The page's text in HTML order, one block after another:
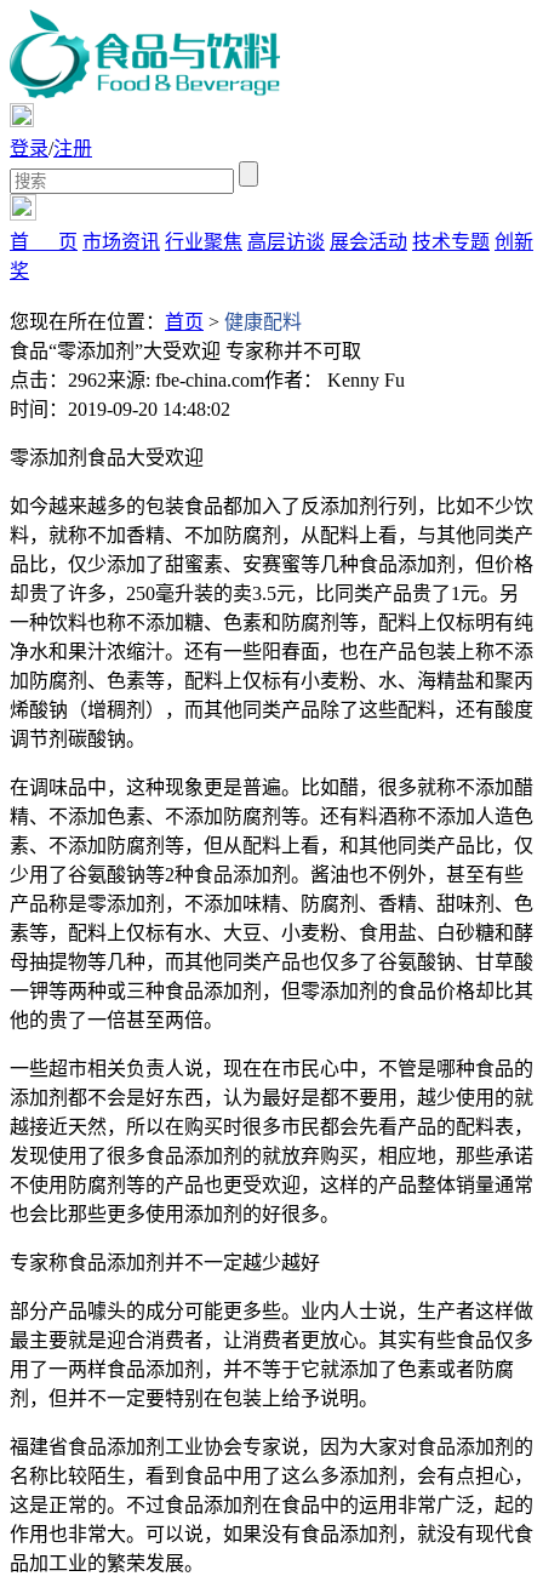
登录/注册
首 页 市场资讯 行业聚焦 高层访谈 展会活动 技术专题 创新
奖
您现在所在位置： 首页 > 健康配料
食品“零添加剂”大受欢迎 专家称并不可取
点击：2962来源: fbe-china.com作者： Kenny Fu
时间：2019-09-20 14:48:02
零添加剂食品大受欢迎
如今越来越多的包装食品都加入了反添加剂行列，比如不少饮
料，就称不加香精、不加防腐剂，从配料上看，与其他同类产
品比，仅少添加了甜蜜素、安赛蜜等几种食品添加剂，但价格
却贵了许多，250毫升装的卖3.5元，比同类产品贵了1元。另
一种饮料也称不添加糖、色素和防腐剂等，配料上仅标明有纯
净水和果汁浓缩汁。还有一些阳春面，也在产品包装上称不添
加防腐剂、色素等，配料上仅标有小麦粉、水、海精盐和聚丙
烯酸钠（增稠剂），而其他同类产品除了这些配料，还有酸度
调节剂碳酸钠。
在调味品中，这种现象更是普遍。比如醋，很多就称不添加醋
精、不添加色素、不添加防腐剂等。还有料酒称不添加人造色
素、不添加防腐剂等，但从配料上看，和其他同类产品比，仅
少用了谷氨酸钠等2种食品添加剂。酱油也不例外，甚至有些
产品称是零添加剂，不添加味精、防腐剂、香精、甜味剂、色
素等，配料上仅标有水、大豆、小麦粉、食用盐、白砂糖和酵
母抽提物等几种，而其他同类产品也仅多了谷氨酸钠、甘草酸
一钾等两种或三种食品添加剂，但零添加剂的食品价格却比其
他的贵了一倍甚至两倍。
一些超市相关负责人说，现在在市民心中，不管是哪种食品的
添加剂都不会是好东西，认为最好是都不要用，越少使用的就
越接近天然，所以在购买时很多市民都会先看产品的配料表，
发现使用了很多食品添加剂的就放弃购买，相应地，那些承诺
不使用防腐剂等的产品也更受欢迎，这样的产品整体销量通常
也会比那些更多使用添加剂的好很多。
专家称食品添加剂并不一定越少越好
部分产品噱头的成分可能更多些。业内人士说，生产者这样做
最主要就是迎合消费者，让消费者更放心。其实有些食品仅多
用了一两样食品添加剂，并不等于它就添加了色素或者防腐
剂，但并不一定要特别在包装上给予说明。
福建省食品添加剂工业协会专家说，因为大家对食品添加剂的
名称比较陌生，看到食品中用了这么多添加剂，会有点担心，
这是正常的。不过食品添加剂在食品中的运用非常广泛，起的
作用也非常大。可以说，如果没有食品添加剂，就没有现代食
品加工业的繁荣发展。